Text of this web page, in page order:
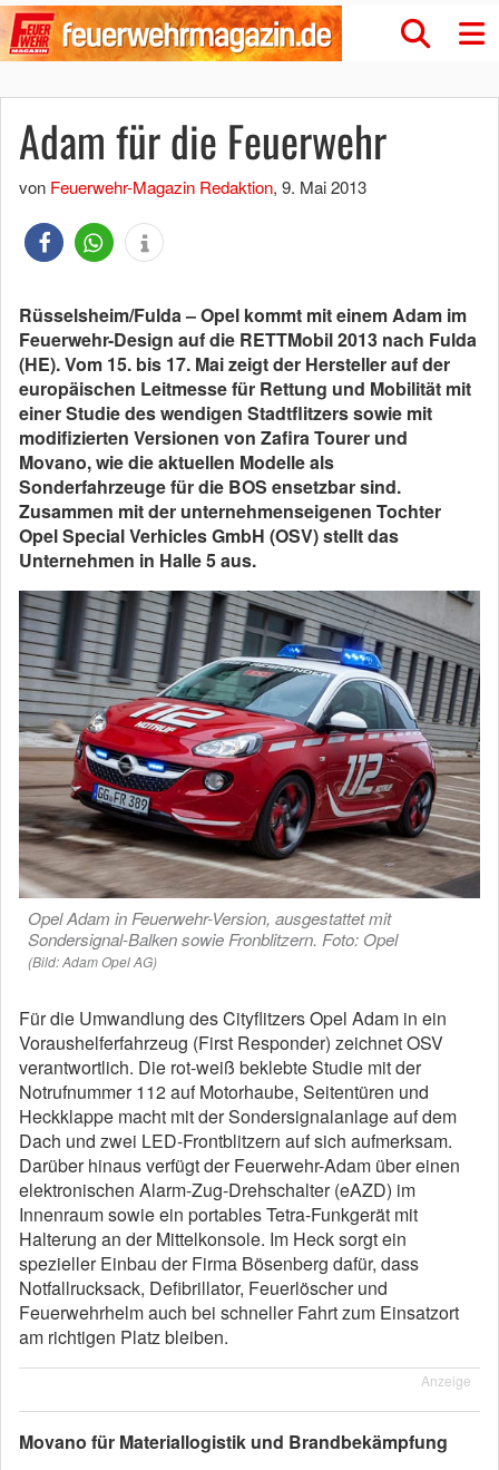
Adam für die Feuerwehr
von Feuerwehr-Magazin Redaktion, 9. Mai 2013
Rüsselsheim/Fulda – Opel kommt mit einem Adam im
Feuerwehr-Design auf die RETTMobil 2013 nach Fulda
(HE). Vom 15. bis 17. Mai zeigt der Hersteller auf der
europäischen Leitmesse für Rettung und Mobilität mit
einer Studie des wendigen Stadtflitzers sowie mit
modifizierten Versionen von Zafira Tourer und
Movano, wie die aktuellen Modelle als
Sonderfahrzeuge für die BOS ensetzbar sind.
Zusammen mit der unternehmenseigenen Tochter
Opel Special Verhicles GmbH (OSV) stellt das
Unternehmen in Halle 5 aus.
Opel Adam in Feuerwehr-Version, ausgestattet mit
Sondersignal-Balken sowie Fronblitzern. Foto: Opel
(Bild: Adam Opel AG)
Für die Umwandlung des Cityflitzers Opel Adam in ein
Voraushelferfahrzeug (First Responder) zeichnet OSV
verantwortlich. Die rot-weiß beklebte Studie mit der
Notrufnummer 112 auf Motorhaube, Seitentüren und
Heckklappe macht mit der Sondersignalanlage auf dem
Dach und zwei LED-Frontblitzern auf sich aufmerksam.
Darüber hinaus verfügt der Feuerwehr-Adam über einen
elektronischen Alarm-Zug-Drehschalter (eAZD) im
Innenraum sowie ein portables Tetra-Funkgerät mit
Halterung an der Mittelkonsole. Im Heck sorgt ein
spezieller Einbau der Firma Bösenberg dafür, dass
Notfallrucksack, Defibrillator, Feuerlöscher und
Feuerwehrhelm auch bei schneller Fahrt zum Einsatzort
am richtigen Platz bleiben.
Anzeige
Movano für Materiallogistik und Brandbekämpfung